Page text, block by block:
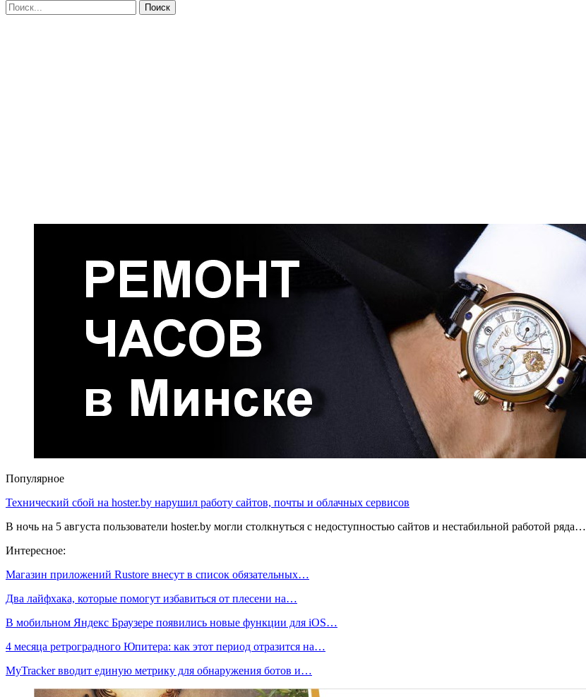
Популярное
Технический сбой на hoster.by нарушил работу сайтов, почты и облачных сервисов
В ночь на 5 августа пользователи hoster.by могли столкнуться с недоступностью сайтов и нестабильной работой ряда…
Интересное:
Магазин приложений Rustore внесут в список обязательных…
Два лайфхака, которые помогут избавиться от плесени на…
В мобильном Яндекс Браузере появились новые функции для iOS…
4 месяца ретроградного Юпитера: как этот период отразится на…
MyTracker вводит единую метрику для обнаружения ботов и…